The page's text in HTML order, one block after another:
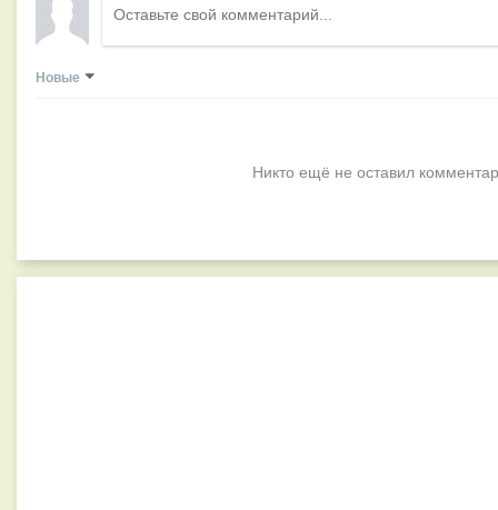
Новые
Никто ещё не оставил